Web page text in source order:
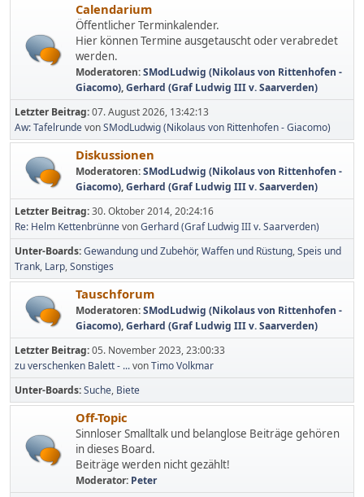
Calendarium
Öffentlicher Terminkalender.
Hier können Termine ausgetauscht oder verabredet
werden.
Moderatoren:SModLudwig (Nikolaus von Rittenhofen -
Giacomo),Gerhard (Graf Ludwig III v. Saarverden)
Letzter Beitrag:07. August 2026, 13:42:13
Aw: TafelrundevonSModLudwig (Nikolaus von Rittenhofen - Giacomo)
Diskussionen
Moderatoren:SModLudwig (Nikolaus von Rittenhofen -
Giacomo),Gerhard (Graf Ludwig III v. Saarverden)
Letzter Beitrag:30. Oktober 2014, 20:24:16
Re: Helm KettenbrünnevonGerhard (Graf Ludwig III v. Saarverden)
Unter-Boards Gewandung und Zubehör Waffen und Rüstung Speis und
Trank Larp Sonstiges
Tauschforum
Moderatoren:SModLudwig (Nikolaus von Rittenhofen -
Giacomo),Gerhard (Graf Ludwig III v. Saarverden)
Letzter Beitrag:05. November 2023, 23:00:33
zu verschenken Balett - ...vonTimo Volkmar
Unter-Boards Suche Biete
Off-Topic
Sinnloser Smalltalk und belanglose Beiträge gehören
in dieses Board.
Beiträge werden nicht gezählt!
Moderator: Peter